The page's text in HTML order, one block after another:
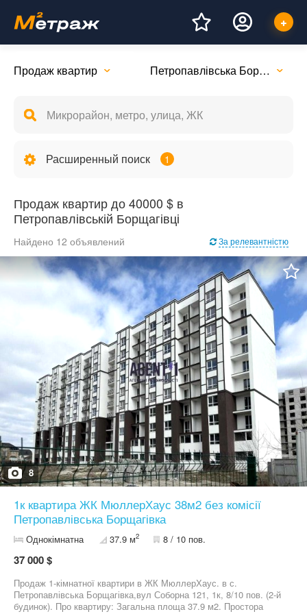
Продаж квартир Петропавлівська Борщагівка
Расширенный поиск 1
Продаж квартир до 40000 $ в
Петропавлівській Борщагівці
Найдено 12 объявлений За релевантністю
8
1к квартира ЖК МюллерХаус 38м2 без комісії
Петропавлівська Борщагівка
Однокімнатна 37.9 м2 8 / 10 пов.
37 000 $
Продаж 1-кімнатної квартири в ЖК МюллерХаус. в с.
Петропавлівська Борщагівка,вул Соборна 121, 1к, 8/10 пов. (2-й
будинок). Про квартиру: Загальна площа 37.9 м2. Простора